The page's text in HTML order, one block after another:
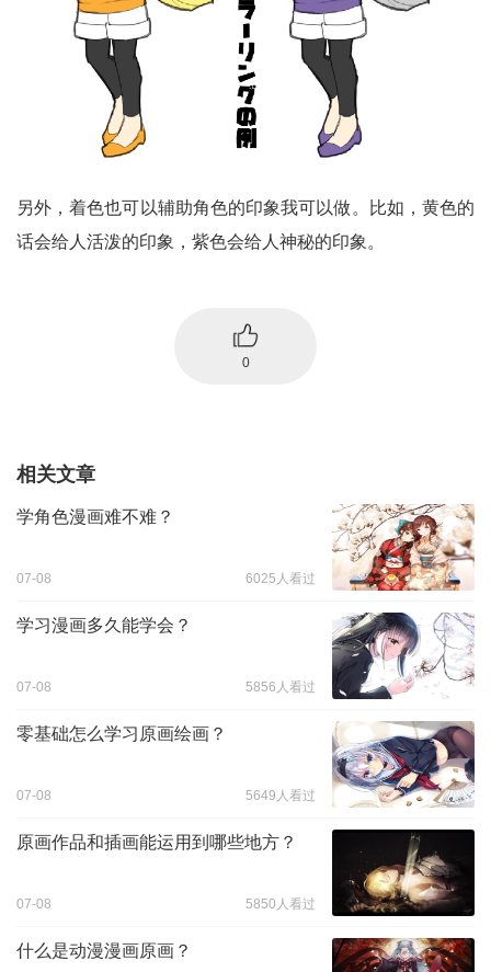
另外，着色也可以辅助角色的印象我可以做。比如，黄色的
话会给人活泼的印象，紫色会给人神秘的印象。
0
相关文章
学角色漫画难不难？
07-08 6025人看过
学习漫画多久能学会？
07-08 5856人看过
零基础怎么学习原画绘画？
07-08 5649人看过
原画作品和插画能运用到哪些地方？
07-08 5850人看过
什么是动漫漫画原画？